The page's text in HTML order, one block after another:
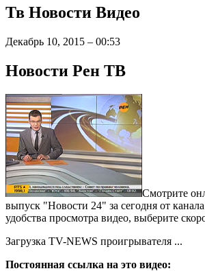
Тв Новости Видео
Декабрь 10, 2015 – 00:53
Новости Рен ТВ
Смотрите
выпуск "Новости 24" за сегодня от
удобства просмотра видео, выберите
Загрузка TV-NEWS проигрывателя ...
Постоянная ссылка на это видео: